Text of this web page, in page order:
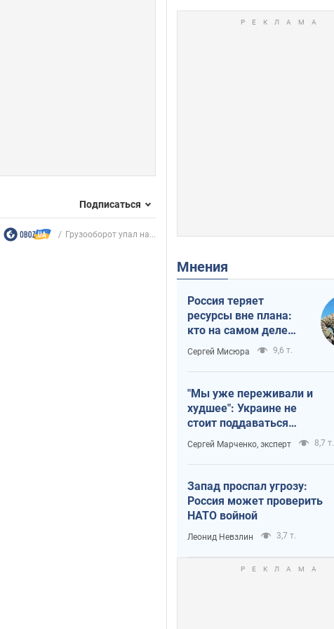
Подписаться
Грузооборот упал на...
Мнения
Россия теряет
ресурсы вне плана:
кто на самом деле
диктует темп войны
Сергей Мисюра 9,6 т.
"Мы уже переживали и
худшее": Украине не
стоит поддаваться
отчаянию из-за
ракетного террора
Сергей Марченко, эксперт 8,7 т.
Запад проспал угрозу:
Россия может проверить
НАТО войной
Леонид Невзлин 3,7 т.